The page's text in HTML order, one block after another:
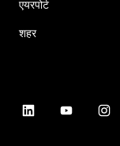
एयरपोर्ट
शहर